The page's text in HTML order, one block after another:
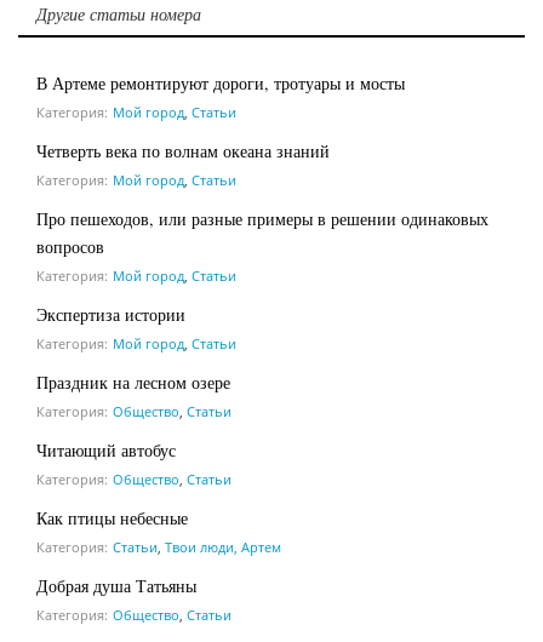
Другие статьи номера
В Артеме ремонтируют дороги, тротуары и мосты
Категория: Мой город Статьи
Четверть века по волнам океана знаний
Категория: Мой город Статьи
Про пешеходов, или разные примеры в решении одинаковых
вопросов
Категория: Мой город Статьи
Экспертиза истории
Категория: Мой город Статьи
Праздник на лесном озере
Категория: Общество Статьи
Читающий автобус
Категория: Общество Статьи
Как птицы небесные
Категория: Статьи Твои люди, Артем
Добрая душа Татьяны
Категория: Общество Статьи